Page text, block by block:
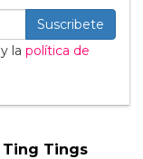
Suscribete
y la política de
Ting Tings